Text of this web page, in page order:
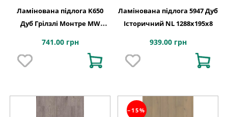
Ламінована підлога K650
Дуб Грілзлі Монтре MW
1288x195x8
741.00 грн
Ламінована підлога 5947 Дуб
Історичний NL 1288x195x8
939.00 грн
−15%